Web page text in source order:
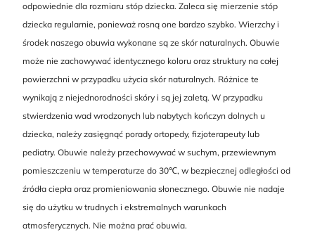
odpowiednie dla rozmiaru stóp dziecka. Zaleca się mierzenie stóp
dziecka regularnie, ponieważ rosną one bardzo szybko. Wierzchy i
środek naszego obuwia wykonane są ze skór naturalnych. Obuwie
może nie zachowywać identycznego koloru oraz struktury na całej
powierzchni w przypadku użycia skór naturalnych. Różnice te
wynikają z niejednorodności skóry i są jej zaletą. W przypadku
stwierdzenia wad wrodzonych lub nabytych kończyn dolnych u
dziecka, należy zasięgnąć porady ortopedy, fizjoterapeuty lub
pediatry. Obuwie należy przechowywać w suchym, przewiewnym
pomieszczeniu w temperaturze do 30℃, w bezpiecznej odległości od
źródła ciepła oraz promieniowania słonecznego. Obuwie nie nadaje
się do użytku w trudnych i ekstremalnych warunkach
atmosferycznych. Nie można prać obuwia.